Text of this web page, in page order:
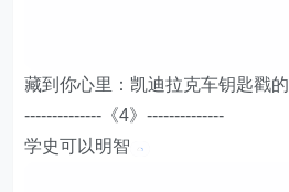
藏到你心里：凯迪拉克车钥匙戳的
--------------《4》--------------
学史可以明智